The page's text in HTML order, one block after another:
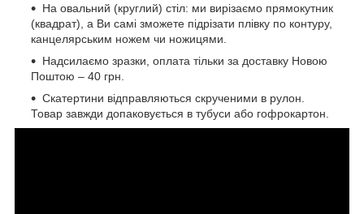
На овальний (круглий) стіл: ми вирізаємо прямокутник
(квадрат), а Ви самі зможете підрізати плівку по контуру,
канцелярським ножем чи ножицями.
Надсилаємо зразки, оплата тільки за доставку Новою
Поштою – 40 грн.
Скатертини відправляються скрученими в рулон.
Товар завжди допаковується в тубуси або гофрокартон.